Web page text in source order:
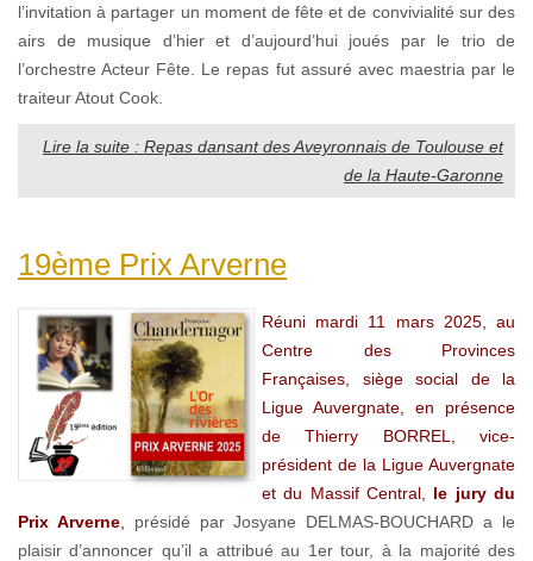
l’invitation à partager un moment de fête et de convivialité sur des
airs de musique d’hier et d’aujourd’hui joués par le trio de
l’orchestre Acteur Fête. Le repas fut assuré avec maestria par le
traiteur Atout Cook.
Lire la suite : Repas dansant des Aveyronnais de Toulouse et
de la Haute-Garonne
19ème Prix Arverne
Réuni mardi 11 mars 2025, au
Centre des Provinces
Françaises, siège social de la
Ligue Auvergnate, en présence
de Thierry BORREL, vice-
président de la Ligue Auvergnate
et du Massif Central, le jury du
Prix Arverne,
présidé par Josyane DELMAS-BOUCHARD a le
plaisir d’annoncer qu’il a attribué au 1er tour, à la majorité des